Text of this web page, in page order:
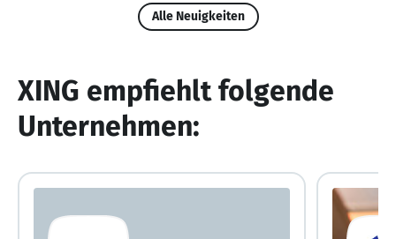
Alle Neuigkeiten
XING empfiehlt folgende
Unternehmen: